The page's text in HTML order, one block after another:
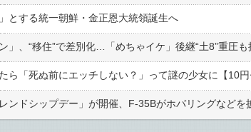
とする統一朝鮮・金正恩大統領誕生へ
」、“移住”で差別化…「めちゃイケ」後継“土8”重圧も
ら「死ぬ前にエッチしない？」って謎の少女に【10円
ンドシップデー」が開催、F-35Bがホバリングなど